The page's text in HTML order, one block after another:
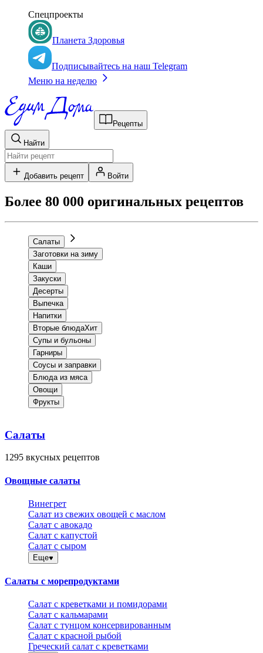
Спецпроекты
Планета Здоровья
Подписывайтесь на наш Telegram
Меню на неделю
Рецепты
Найти
Добавить рецепт Войти
Более 80 000 оригинальных рецептов
Салаты
Заготовки на зиму
Каши
Закуски
Десерты
Выпечка
Напитки
Вторые блюдаХит
Супы и бульоны
Гарниры
Соусы и заправки
Блюда из мяса
Овощи
Фрукты
Салаты
1295 вкусных рецептов
Овощные салаты
Винегрет
Салат из свежих овощей с маслом
Салат с авокадо
Салат с капустой
Салат с сыром
Еще
Салаты с морепродуктами
Салат с креветками и помидорами
Салат с кальмарами
Салат с тунцом консервированным
Салат с красной рыбой
Греческий салат с креветками